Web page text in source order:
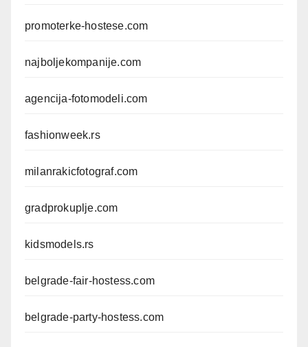
promoterke-hostese.com
najboljekompanije.com
agencija-fotomodeli.com
fashionweek.rs
milanrakicfotograf.com
gradprokuplje.com
kidsmodels.rs
belgrade-fair-hostess.com
belgrade-party-hostess.com